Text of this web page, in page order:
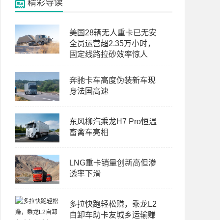
精彩导读
美国28辆无人重卡已无安
全员运营超2.35万小时，
固定线路拉砂效率惊人
奔驰卡车高度伪装新车现
身法国高速
东风柳汽乘龙H7 Pro恒温
畜禽车亮相
LNG重卡销量创新高但渗
透率下滑
多拉快跑轻松赚，乘龙L2
自卸车助卡友城乡运输赚